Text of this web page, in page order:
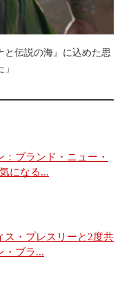
と伝説の海』に込めた思
：ブランド・ニュー・
になる...
ス・プレスリーと2度共
ブラ...